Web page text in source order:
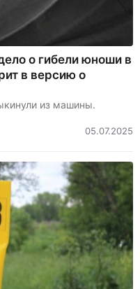
о гибели юноши в
в версию о
из машины.
05.07.2025